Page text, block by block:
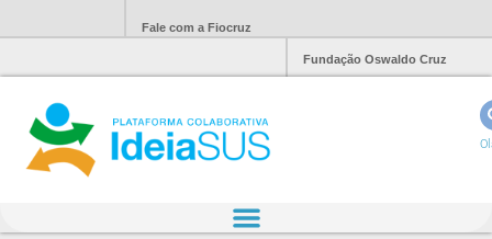
Fale com a Fiocruz
Fundação Oswaldo Cruz